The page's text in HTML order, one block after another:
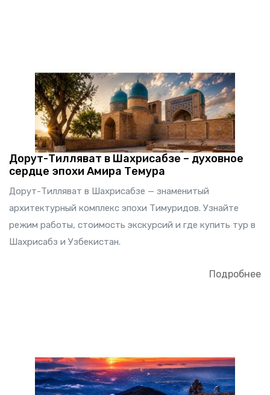
Дорут-Тилляват в Шахрисабзе – духовное
сердце эпохи Амира Темура
Дорут-Тилляват в Шахрисабзе — знаменитый
архитектурный комплекс эпохи Тимуридов. Узнайте
режим работы, стоимость экскурсий и где купить тур в
Шахрисабз и Узбекистан.
Подробнее